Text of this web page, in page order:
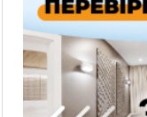
понад 640
11:50
Податкова
"Оберегу"
11:20
Водійка, яку
керманич,